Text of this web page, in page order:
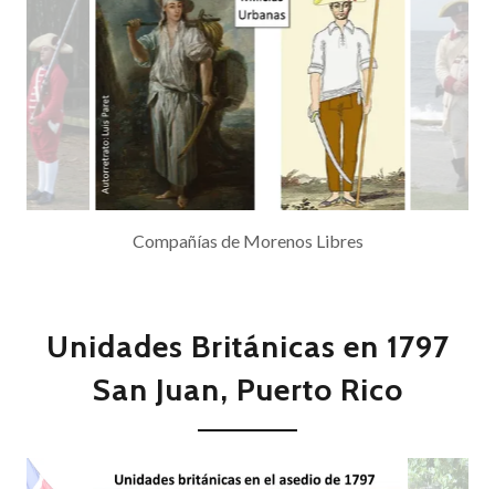
Unidades Británicas en 1797
San Juan, Puerto Rico